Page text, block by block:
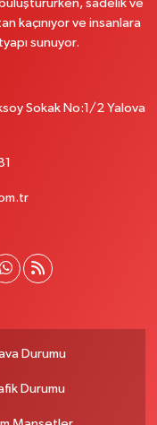
sadelik ve
kaçınıyor ve insanlara
sunuyor.
Sokak No:1/2 Yalova
Durumu
Durumu